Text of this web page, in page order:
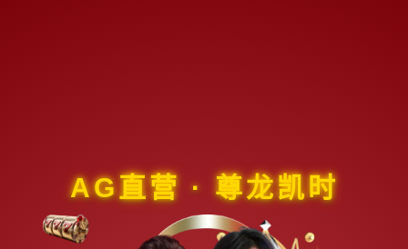
AG直营 · 尊龙凯时